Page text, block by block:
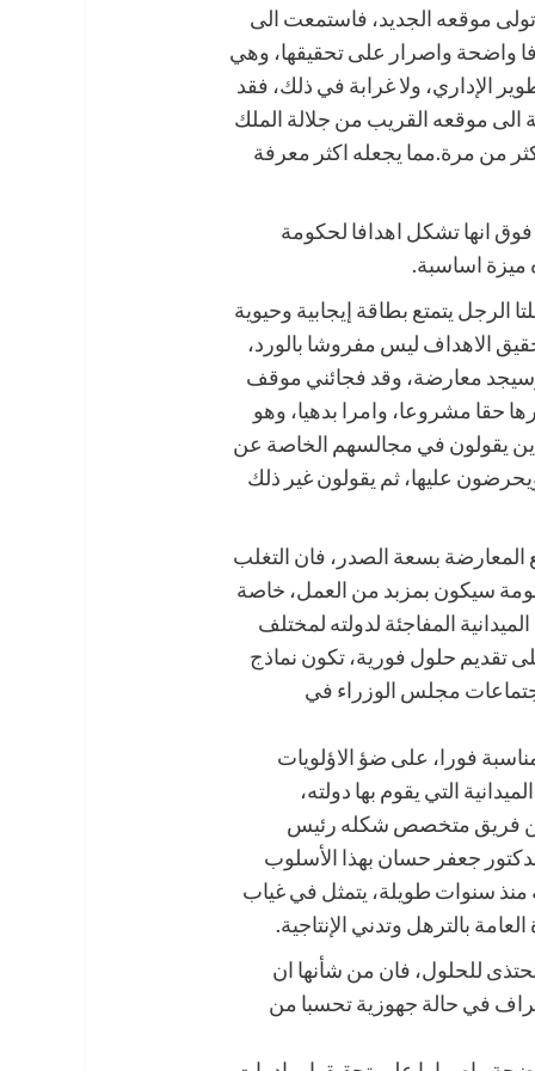
موقعه الجديد، فاستمعت الى
واضحة واصرار على تحقيقها، وهي
الإداري، ولا غرابة في ذلك، فقد
الى موقعه القريب من جلالة الملك
من مرة.مما يجعله اكثر معرفة
انها تشكل اهدافا لحكومة
ميزة اساسبة.
الرجل يتمتع بطاقة إيجابية وحيوية
الاهداف ليس مفروشا بالورد،
معارضة، وقد فجائني موقف
حقا مشروعا، وامرا بدهيا، وهو
يقولون في مجالسهم الخاصة عن
عليها، ثم يقولون غير ذلك
بسعة الصدر، فان التغلب
سيكون بمزبد من العمل، خاصة
المفاجئة لدولته لمختلف
تقديم حلول فورية، تكون نماذج
مجلس الوزراء في
فورا، على ضؤ الاؤلويات
التي يقوم بها دولته،
من فريق متخصص شكله رئيس
جعفر حسان بهذا الأسلوب
منذ سنوات طويلة، يتمثل في غياب
بالترهل وتدني الإنتاجية.
تحتذى للحلول، فان من شأنها ان
في حالة جهوزية تحسبا من